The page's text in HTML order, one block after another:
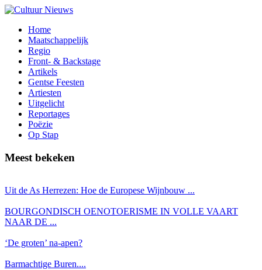
Home
Maatschappelijk
Regio
Front- & Backstage
Artikels
Gentse Feesten
Artiesten
Uitgelicht
Reportages
Poëzie
Op Stap
Meest bekeken
Uit de As Herrezen: Hoe de Europese Wijnbouw ...
BOURGONDISCH OENOTOERISME IN VOLLE VAART
NAAR DE ...
‘De groten’ na-apen?
Barmachtige Buren....